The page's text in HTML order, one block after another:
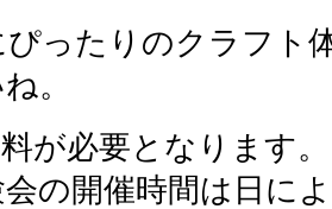
ったりのクラフト
。
が必要となります。
の開催時間は日に